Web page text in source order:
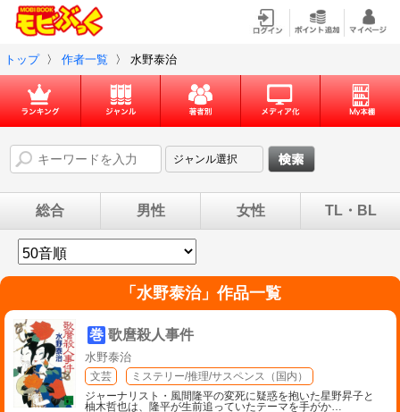
トップ 〉 作者一覧 〉 水野泰治
総合 男性 女性 TL・BL
「 水野泰治」作品一覧
巻 歌麿殺人事件
水野泰治
文芸
ミステリー/推理/サスペンス（国内）
ジャーナリスト・風間隆平の変死に疑惑を抱いた星野昇子と
柚木哲也は、隆平が生前追っていたテーマを手がか…